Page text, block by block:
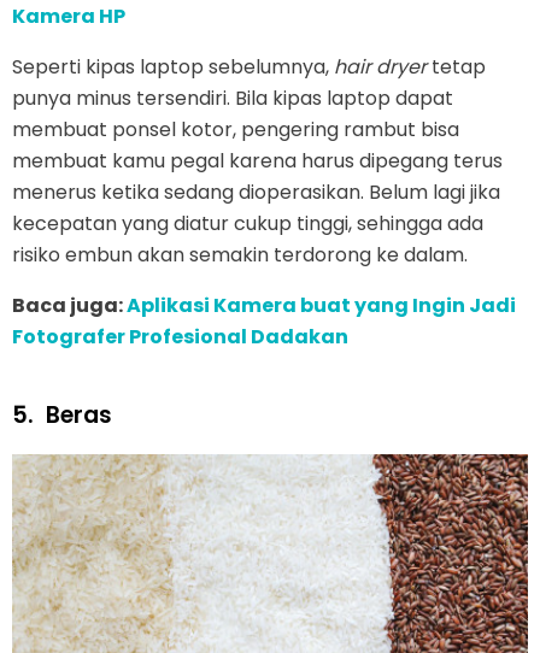
Kamera HP
Seperti kipas laptop sebelumnya, hair dryertetap
punya minus tersendiri. Bila kipas laptop dapat
membuat ponsel kotor, pengering rambut bisa
membuat kamu pegal karena harus dipegang terus
menerus ketika sedang dioperasikan. Belum lagi jika
kecepatan yang diatur cukup tinggi, sehingga ada
risiko embun akan semakin terdorong ke dalam.
Baca juga:Aplikasi Kamera buat yang Ingin Jadi
Fotografer Profesional Dadakan
5. Beras